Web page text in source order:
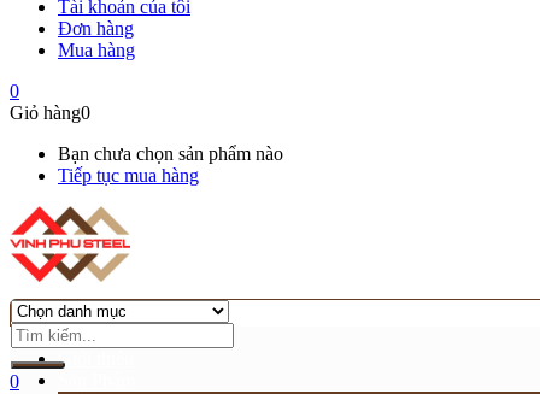
Tài khoản của tôi
Đơn hàng
Mua hàng
0
Giỏ hàng0
Bạn chưa chọn sản phẩm nào
Tiếp tục mua hàng
0
Trang chủ
Giới thiệu